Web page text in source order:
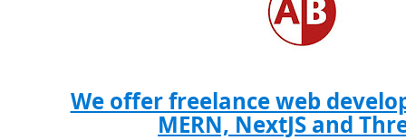
We offer freelance web
MERN, NextJS and